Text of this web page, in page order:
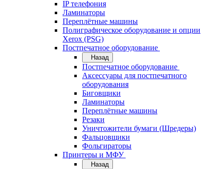
IP телефония
Ламинаторы
Переплётные машины
Полиграфическое оборудование и опции
Xerox (PSG)
Постпечатное оборудование
Назад
Постпечатное оборудование
Аксессуары для постпечатного
оборудования
Биговщики
Ламинаторы
Переплётные машины
Резаки
Уничтожители бумаги (Шредеры)
Фальцовщики
Фольгираторы
Принтеры и МФУ
Назад